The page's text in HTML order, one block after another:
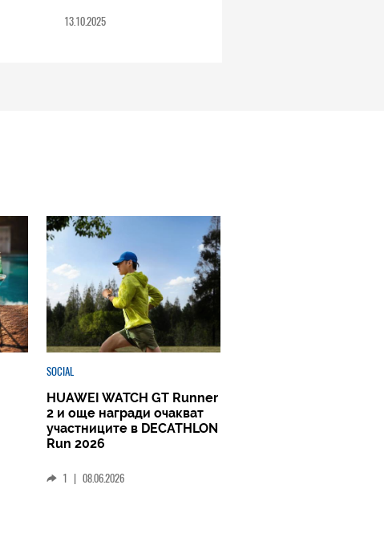
13.10.2025
SOCIAL
HUAWEI WATCH GT Runner
2 и още награди очакват
участниците в DECATHLON
Run 2026
1 | 08.06.2026